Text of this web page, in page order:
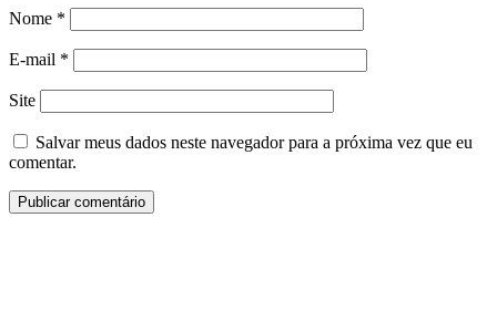
Nome *
E-mail *
Site
Salvar meus dados neste navegador para a próxima vez que eu
comentar.